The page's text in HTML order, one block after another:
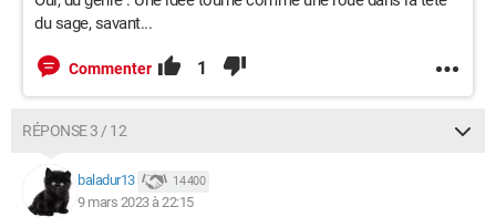
du sage, savant...
Commenter 1
RÉPONSE 3 / 12
baladur13 14 400
9 mars 2023 à 22:15